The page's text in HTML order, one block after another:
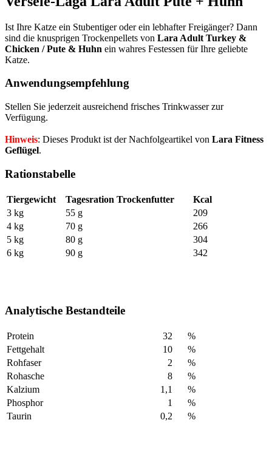
Ist Ihre Katze ein Stubentiger oder ein lebhafter Freigänger? Dann
sind die knusprigen Trockenpellets von Lara Adult Turkey &
Chicken / Pute & Huhn ein wahres Festessen für Ihre geliebte
Katze.
Anwendungsempfehlung
Stellen Sie jederzeit ausreichend frisches Trinkwasser zur
Verfügung.
Hinweis: Dieses Produkt ist der Nachfolgeartikel von Lara Fitness
Geflügel.
Rationstabelle
Tiergewicht Tagesration Trockenfutter
Kcal
3 kg
55 g
209
4 kg
70 g
266
5 kg
80 g
304
6 kg
90 g 342
Analytische Bestandteile
Protein 32
%
Fettgehalt
10
%
Rohfaser
2
%
Rohasche
8
%
Kalzium
1,1
%
Phosphor
1
%
Taurin
0,2 %